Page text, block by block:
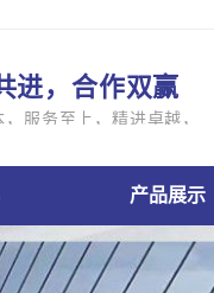
进，合作双赢
，服务至上，精进卓越，亲
锈钢护栏公司产品展示
衢州